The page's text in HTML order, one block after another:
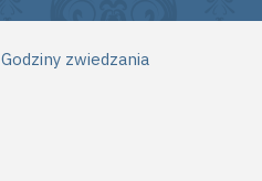
Godziny zwiedzania